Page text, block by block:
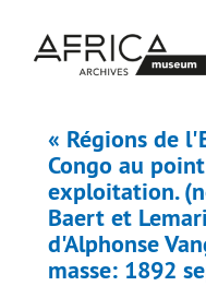
contenu
« Régions de
Congo au
exploitation.
Baert et
d'Alphonse
masse: 1892